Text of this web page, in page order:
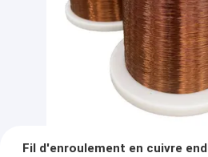
Fil d'enroulement en cuivre